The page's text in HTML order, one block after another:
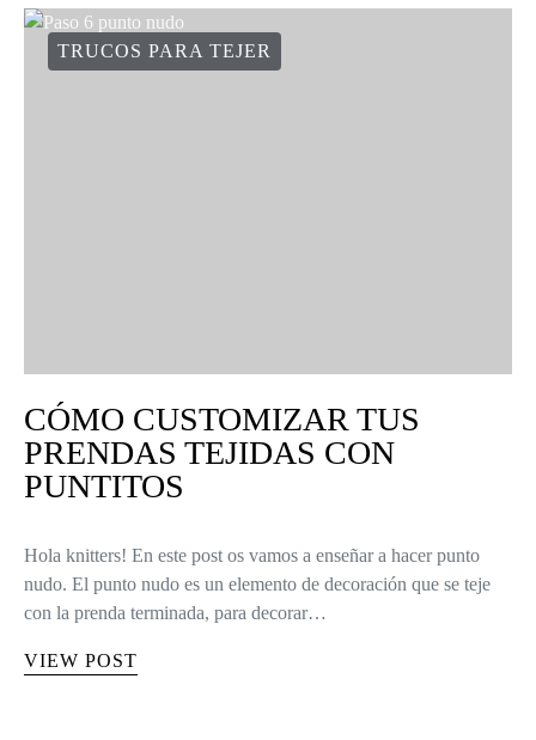
TRUCOS PARA TEJER
CÓMO CUSTOMIZAR TUS
PRENDAS TEJIDAS CON
PUNTITOS
Hola knitters! En este post os vamos a enseñar a hacer punto
nudo. El punto nudo es un elemento de decoración que se teje
con la prenda terminada, para decorar…
VIEW POST